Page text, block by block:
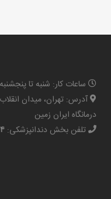
ساعات کار: شنبه تا پنجشنبه ۹ صبح الی ۱۹:۳۰ عصر
آدرس: تهران، میدان
درمانگاه ایران زمین
تلفن بخش دندانپزشکی: ۴ – ۶۶۴۳۴۴۰۳